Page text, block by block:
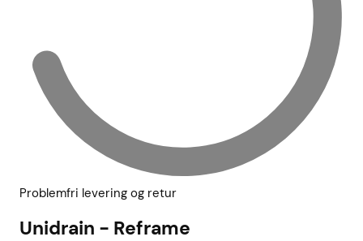
Problemfri levering og retur
Unidrain - Reframe